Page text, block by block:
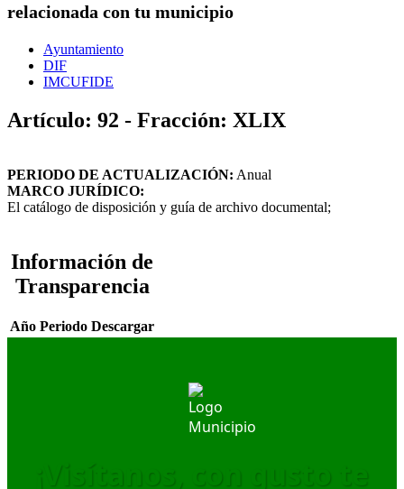
relacionada con tu municipio
Ayuntamiento
DIF
IMCUFIDE
Artículo: 92 - Fracción: XLIX
PERIODO DE ACTUALIZACIÓN: Anual
MARCO JURÍDICO:
El catálogo de disposición y guía de archivo documental;
Información de
Transparencia
Año Periodo Descargar
¡Visítanos, con gusto te